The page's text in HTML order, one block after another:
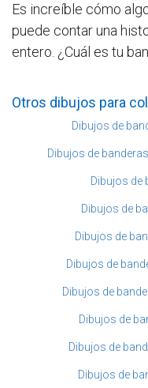
Es increíble cómo
puede contar una
entero. ¿Cuál es tu
Otros dibujos para
Dibujos de
Dibujos de
Dibujos de
Dibujos de
Dibujos de
Dibujos de
Dibujos de
Dibujos de
Dibujos de
Dibujos de